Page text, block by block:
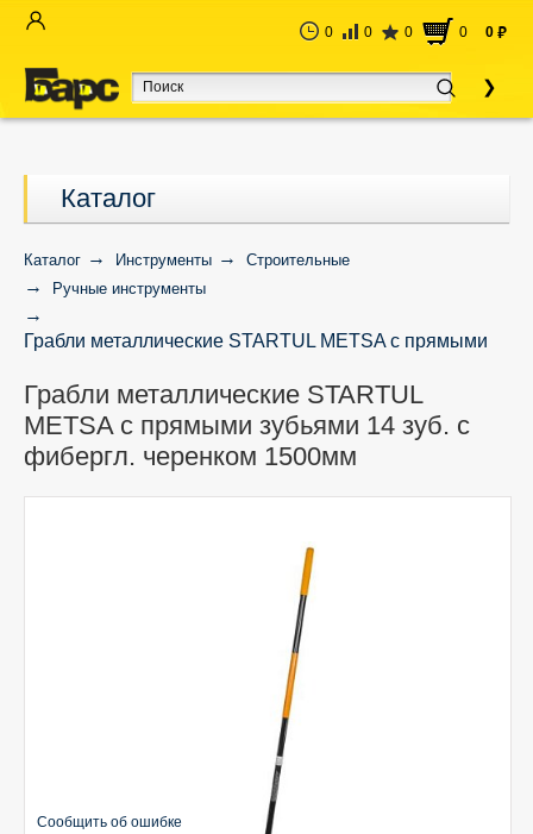
0 0 0 0 0 руб
Каталог
Каталог Инструменты
Строительные
Ручные инструменты
Грабли металлические STARTUL METSA с прямыми
Грабли металлические STARTUL
METSA с прямыми зубьями 14 зуб. с
фибергл. черенком 1500мм
Сообщить об ошибке